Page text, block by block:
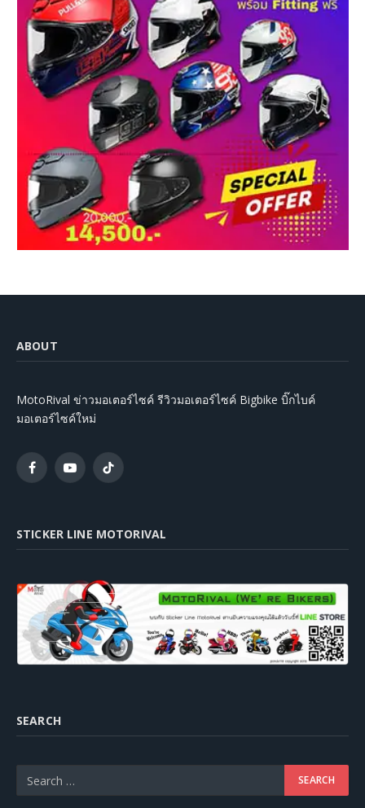
ABOUT
MotoRival ข่าวมอเตอร์ไซค์ รีวิวมอเตอร์ไซค์ Bigbike บิ๊กไบค์
มอเตอร์ไซค์ใหม่
FacebookYouTubeTikTok
STICKER LINE MOTORIVAL
SEARCH